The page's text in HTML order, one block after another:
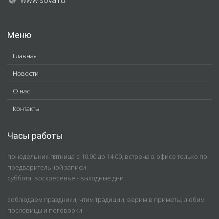
Меню
Главная
Новости
О нас
Контакты
Часы работы
понедельник-пятница с 10.00 до 14.00, встреча в офисе только по
предварительной записи
суббота, воскресенье - выходные дни
соблюдаем праздники, чтим традиции, верим в приметы, любим
пословицы и поговорки